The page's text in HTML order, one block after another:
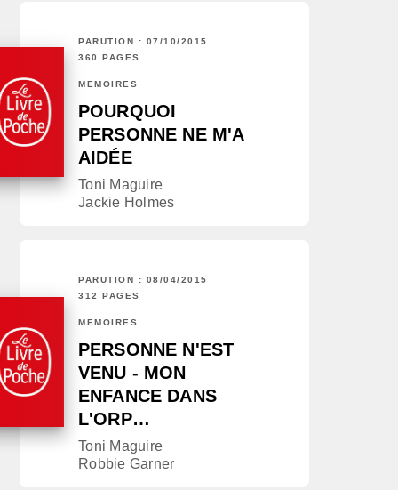
PARUTION : 07/10/2015
360 PAGES
MÉMOIRES
POURQUOI
PERSONNE NE M'A
AIDÉE
Toni Maguire
Jackie Holmes
PARUTION : 08/04/2015
312 PAGES
MÉMOIRES
PERSONNE N'EST
VENU - MON
ENFANCE DANS
L'ORP…
Toni Maguire
Robbie Garner